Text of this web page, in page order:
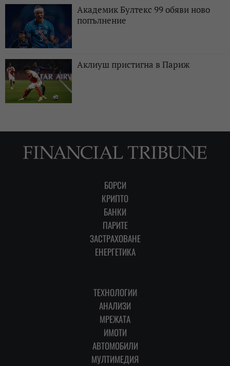
Академик Бултекс 99 обяви ново
попълнение
Аклиуш пристигна в Париж
БОРСИ
КРИПТО
БАНКИ
ПАРИТЕ
ЗАСТРАХОВАНЕ
ЕНЕРГЕТИКА
ТЕХНОЛОГИИ
АНАЛИЗИ
МРЕЖАТА
ИМОТИ
АВТОМОБИЛИ
МУЛТИМЕДИЯ